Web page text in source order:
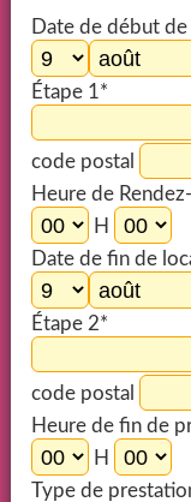
Date de début
Étape 1*
code postal
Heure de
H
Date de fin de
Étape 2*
code postal
Heure de fin de
H
Type de